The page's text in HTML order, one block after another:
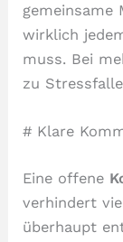
gemeinsame
wirklich
muss. Bei
zu
# Klare
Eine offene
verhindert
überhaupt